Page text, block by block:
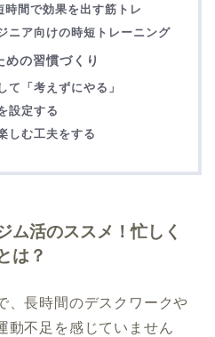
間で効果を出す筋トレ
ニア向けの時短トレーニング
の習慣づくり
て「考えずにやる」
設定する
しむ工夫をする
ム活のススメ！忙しく
は？
、長時間のデスクワークや
動不足を感じていません